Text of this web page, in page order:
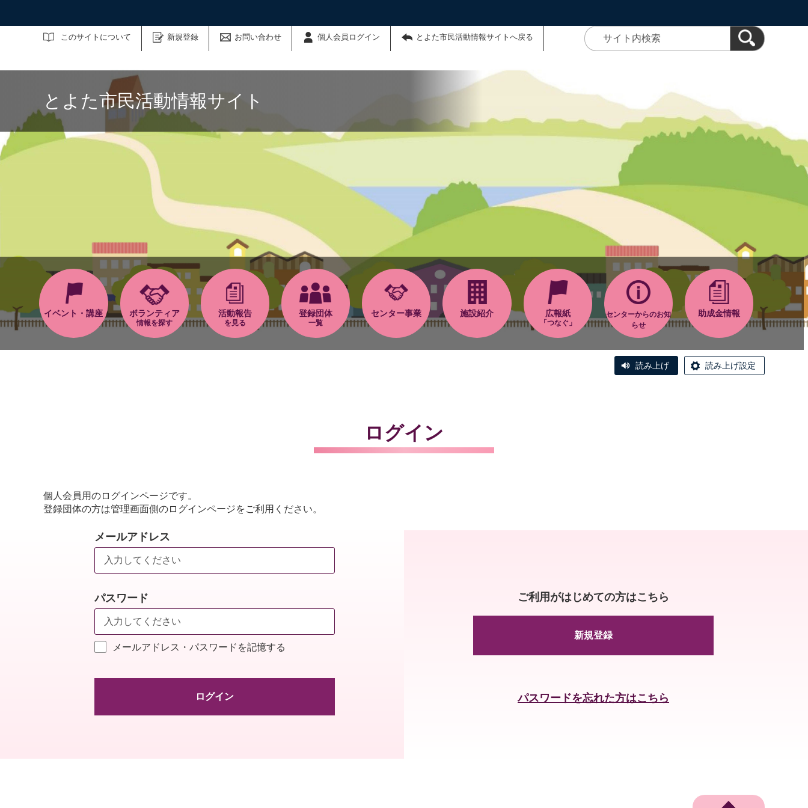
このサイトについて 新規登録 お問い合わせ 個人会員ログイン とよた市民活動情報サイトへ戻る
サイト内検索
とよた市民活動情報サイト
イベント・講座 ボランティア
情報を探す
活動報告
を見る
登録団体
一覧
センター事業 施設紹介 広報紙
「つなぐ」
センターからのお知
らせ
助成金情報
読み上げ 読み上げ設定
ログイン
個人会員用のログインページです。
登録団体の方は管理画面側のログインページをご利用ください。
メールアドレス
パスワード
メールアドレス・パスワードを記憶する
ログイン
ご利用がはじめての方はこちら
新規登録
パスワードを忘れた方はこちら